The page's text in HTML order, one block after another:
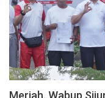
Meriah, Wabup